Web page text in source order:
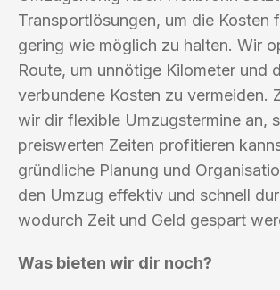
Transportlösungen, um die Kosten
gering wie möglich zu halten. Wir
Route, um unnötige Kilometer und
verbundene Kosten zu vermeiden.
wir dir flexible Umzugstermine an,
preiswerten Zeiten profitieren
gründliche Planung und
den Umzug effektiv und schnell
wodurch Zeit und Geld gespart
Was bieten wir dir noch?